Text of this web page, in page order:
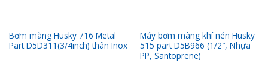
Bơm màng Husky 716 Metal
Part D5D311(3/4inch) thân Inox
Máy bơm màng khí nén Husky
515 part D5B966 (1/2″, Nhựa
PP, Santoprene)